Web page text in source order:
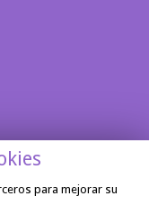
para mejorar su